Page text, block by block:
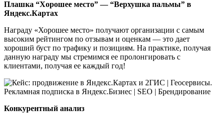
Плашка “Хорошее место” — “Верхушка пальмы” в
Яндекс.Картах
Награду «Хорошее место» получают организации с самым
высоким рейтингом по отзывам и оценкам — это дает
хороший буст по трафику и позициям. На практике, получая
данную награду мы стремимся ее пролонгировать с
клиентами, получая ее каждый год!
Конкурентный анализ